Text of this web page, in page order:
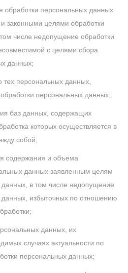
обработки персональных данных
законными целями обработки
числе недопущение обработки
с целями сбора
данных;
тех персональных данных,
персональных данных;
баз данных, содержащих
которых осуществляется в
собой;
содержания и объема
данных заявленным целям
в том числе недопущение
данных, избыточных по отношению
данных, их
случаях актуальности по
персональных данных;